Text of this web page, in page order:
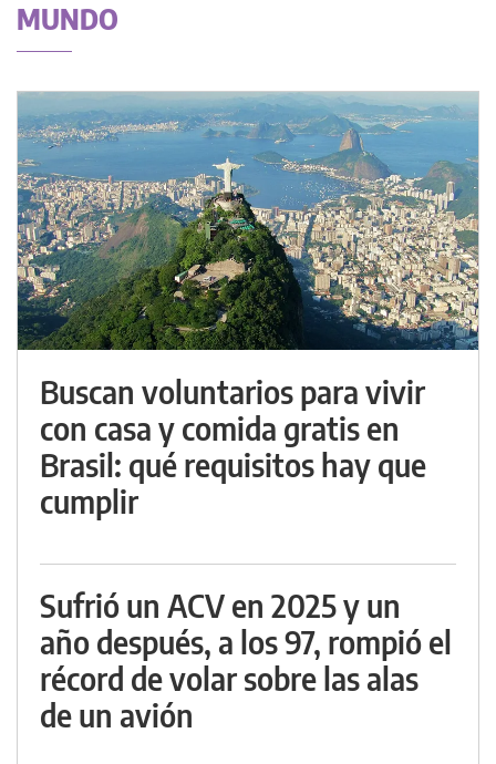
MUNDO
Buscan voluntarios para vivir
con casa y comida gratis en
Brasil: qué requisitos hay que
cumplir
Sufrió un ACV en 2025 y un
año después, a los 97, rompió el
récord de volar sobre las alas
de un avión